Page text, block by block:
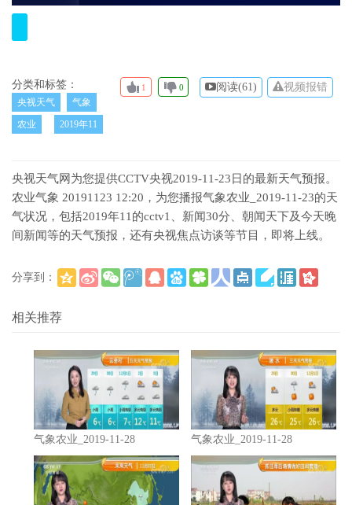
1 0 阅读(61) 视频报错
分类和标签：
央视天气
气象
农业
2019年11
央视天气网为您提供CCTV央视2019-11-23日的最新天气预报。
农业气象 20191123 12:20，为您播报气象农业_2019-11-23的天
气状况，包括2019年11的cctv1、新闻30分、朝闻天下及今天晚
间新闻等的天气预报，还有央视焦点访谈等节目，即将上线。
分享到：
相关推荐
气象农业_2019-11-28 气象农业_2019-11-28